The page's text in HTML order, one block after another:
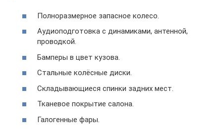
Полноразмерное запасное колесо.
Аудиоподготовка с динамиками, антенной,
проводкой.
Бамперы в цвет кузова.
Стальные колёсные диски.
Складывающиеся спинки задних мест.
Тканевое покрытие салона.
Галогенные фары.